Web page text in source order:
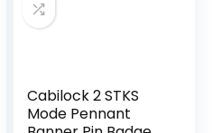
Cabilock 2 STKS
Mode Pennant